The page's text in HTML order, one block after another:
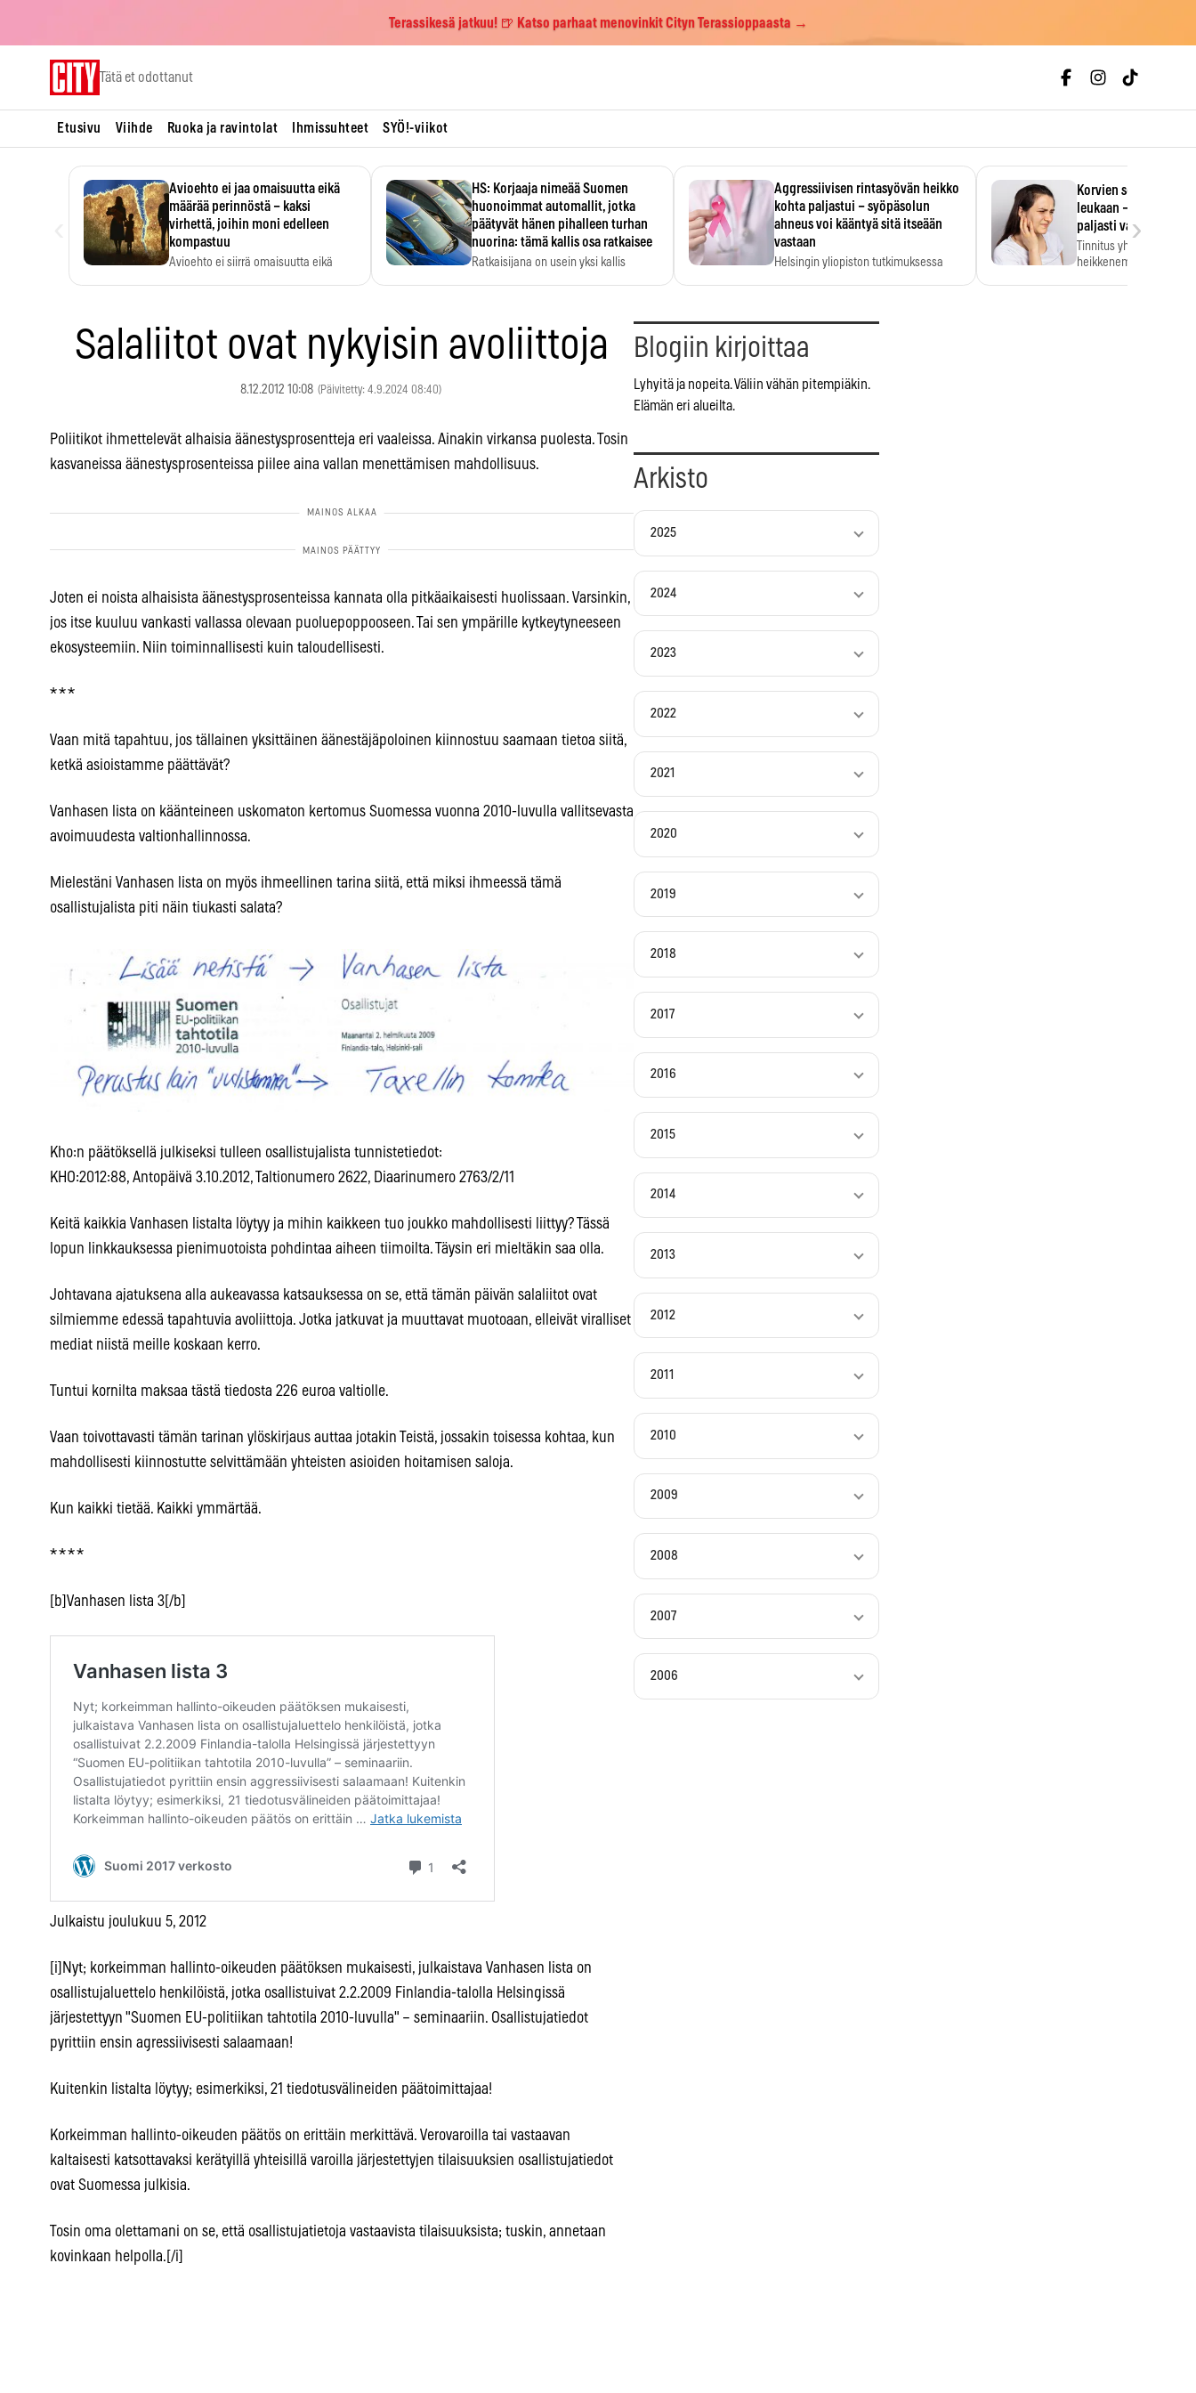
Terassikesä jatkuu! 🍺 Katso parhaat menovinkit Cityn Terassioppaasta →
Tätä et odottanut
Etusivu Viihde Ruoka ja ravintolat Ihmissuhteet SYÖ!-viikot
Avioehto ei jaa omaisuutta eikä
määrää perinnöstä – kaksi
virhettä, joihin moni edelleen
kompastuu
Avioehto ei siirrä omaisuutta eikä
HS: Korjaaja nimeää Suomen
huonoimmat automallit, jotka
päätyvät hänen pihalleen turhan
nuorina: tämä kallis osa ratkaisee
Ratkaisijana on usein yksi kallis
Aggressiivisen rintasyövän heikko
kohta paljastui – syöpäsolun
ahneus voi kääntyä sitä itseään
vastaan
Helsingin yliopiston tutkimuksessa
Korvien soiminen
leukaan – 47 349
paljasti vahvan
Tinnitus yhdistetään
heikkenemiseen.
›
Salaliitot ovat nykyisin avoliittoja
8.12.2012 10:08 (Päivitetty: 4.9.2024 08:40)
Poliitikot ihmettelevät alhaisia äänestysprosentteja eri vaaleissa. Ainakin virkansa puolesta. Tosin
kasvaneissa äänestysprosenteissa piilee aina vallan menettämisen mahdollisuus.
Joten ei noista alhaisista äänestysprosenteissa kannata olla pitkäaikaisesti huolissaan. Varsinkin,
jos itse kuuluu vankasti vallassa olevaan puoluepoppooseen. Tai sen ympärille kytkeytyneeseen
ekosysteemiin. Niin toiminnallisesti kuin taloudellisesti.
* * *
Vaan mitä tapahtuu, jos tällainen yksittäinen äänestäjäpoloinen kiinnostuu saamaan tietoa siitä,
ketkä asioistamme päättävät?
Vanhasen lista on käänteineen uskomaton kertomus Suomessa vuonna 2010-luvulla vallitsevasta
avoimuudesta valtionhallinnossa.
Mielestäni Vanhasen lista on myös ihmeellinen tarina siitä, että miksi ihmeessä tämä
osallistujalista piti näin tiukasti salata?
Kho:n päätöksellä julkiseksi tulleen osallistujalista tunnistetiedot:
KHO:2012:88, Antopäivä 3.10.2012, Taltionumero 2622, Diaarinumero 2763/2/11
Keitä kaikkia Vanhasen listalta löytyy ja mihin kaikkeen tuo joukko mahdollisesti liittyy? Tässä
lopun linkkauksessa pienimuotoista pohdintaa aiheen tiimoilta. Täysin eri mieltäkin saa olla.
Johtavana ajatuksena alla aukeavassa katsauksessa on se, että tämän päivän salaliitot ovat
silmiemme edessä tapahtuvia avoliittoja. Jotka jatkuvat ja muuttavat muotoaan, elleivät viralliset
mediat niistä meille koskaan kerro.
Tuntui kornilta maksaa tästä tiedosta 226 euroa valtiolle.
Vaan toivottavasti tämän tarinan ylöskirjaus auttaa jotakin Teistä, jossakin toisessa kohtaa, kun
mahdollisesti kiinnostutte selvittämään yhteisten asioiden hoitamisen saloja.
Kun kaikki tietää. Kaikki ymmärtää.
* * * *
[b]Vanhasen lista 3[/b]
Julkaistu joulukuu 5, 2012
[i]Nyt; korkeimman hallinto-oikeuden päätöksen mukaisesti, julkaistava Vanhasen lista on
osallistujaluettelo henkilöistä, jotka osallistuivat 2.2.2009 Finlandia-talolla Helsingissä
järjestettyyn "Suomen EU-politiikan tahtotila 2010-luvulla" – seminaariin. Osallistujatiedot
pyrittiin ensin agressiivisesti salaamaan!
Kuitenkin listalta löytyy; esimerkiksi, 21 tiedotusvälineiden päätoimittajaa!
Korkeimman hallinto-oikeuden päätös on erittäin merkittävä. Verovaroilla tai vastaavan
kaltaisesti katsottavaksi kerätyillä yhteisillä varoilla järjestettyjen tilaisuuksien osallistujatiedot
ovat Suomessa julkisia.
Tosin oma olettamani on se, että osallistujatietoja vastaavista tilaisuuksista; tuskin, annetaan
kovinkaan helpolla.[/i]
Blogiin kirjoittaa
Lyhyitä ja nopeita. Väliin vähän pitempiäkin.
Elämän eri alueilta.
Arkisto
2025
2024
2023
2022
2021
2020
2019
2018
2017
2016
2015
2014
2013
2012
2011
2010
2009
2008
2007
2006